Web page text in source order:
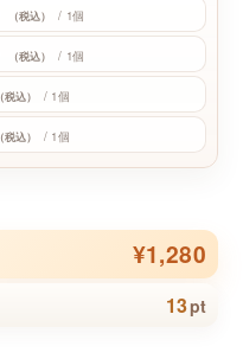
（税込） / 1個
（税込） / 1個
（税込） / 1個
（税込） / 1個
¥1,280
13pt